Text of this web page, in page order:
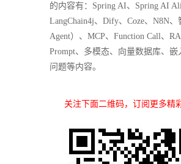
的内容有：Spring AI、Spring AI
LangChain4j、Dify、Coze、N8N
Agent）、MCP、Function Call、
Prompt、多模态、向量数据库、
问题等内容。
关注下面二维码，订阅更多精